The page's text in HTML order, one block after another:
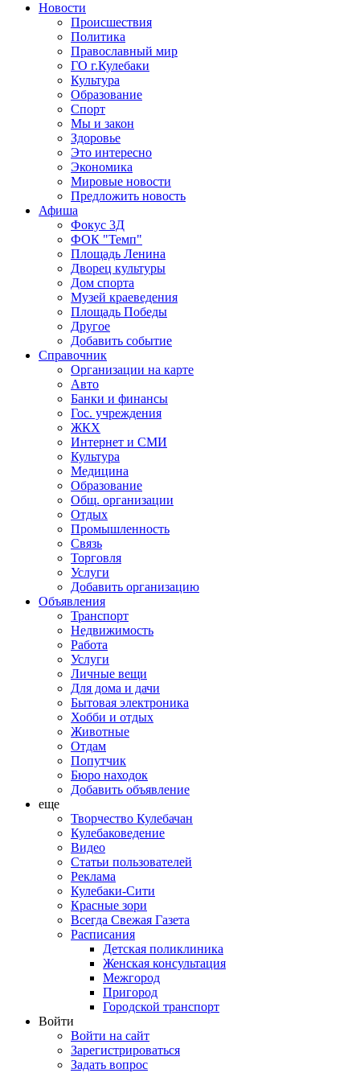
Новости
Происшествия
Политика
Православный мир
ГО г.Кулебаки
Культура
Образование
Спорт
Мы и закон
Здоровье
Это интересно
Экономика
Мировые новости
Предложить новость
Афиша
Фокус 3Д
ФОК "Темп"
Площадь Ленина
Дворец культуры
Дом спорта
Музей краеведения
Площадь Победы
Другое
Добавить событие
Справочник
Организации на карте
Авто
Банки и финансы
Гос. учреждения
ЖКХ
Интернет и СМИ
Культура
Медицина
Образование
Общ. организации
Отдых
Промышленность
Связь
Торговля
Услуги
Добавить организацию
Объявления
Транспорт
Недвижимость
Работа
Услуги
Личные вещи
Для дома и дачи
Бытовая электроника
Хобби и отдых
Животные
Отдам
Попутчик
Бюро находок
Добавить объявление
еще
Творчество Кулебачан
Кулебаковедение
Видео
Статьи пользователей
Реклама
Кулебаки-Сити
Красные зори
Всегда Свежая Газета
Расписания
Детская поликлиника
Женская консультация
Межгород
Пригород
Городской транспорт
Войти
Войти на сайт
Зарегистрироваться
Задать вопрос